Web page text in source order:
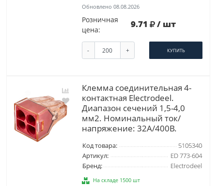
Обновлено 08.08.2026
Розничная
цена:
9.71 / шт
- + КУПИТЬ
Клемма соединительная 4-
контактная Elеctrodeel.
Диапазон сечений 1,5-4,0
мм2. Номинальный ток/
напряжение: 32А/400В.
Код товара:
5105340
Артикул:
ED 773-604
Бренд:
Electrodeel
На складе 1500 шт